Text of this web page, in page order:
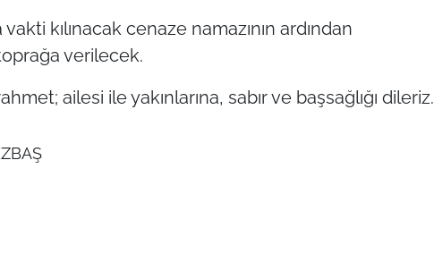
kılınacak cenaze namazının ardından
verilecek.
ailesi ile yakınlarına, sabır ve başsağlığı dileriz.